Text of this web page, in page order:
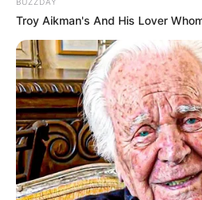
Troy Aikman's And His Lover